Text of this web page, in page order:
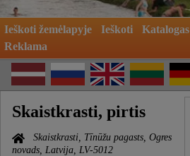
Ieškoti žemėlapyje Ieškoti Katalogas
Reklama
Skaistkrasti, pirtis
Skaistkrasti, Tīnūžu pagasts, Ogres
novads, Latvija, LV-5012